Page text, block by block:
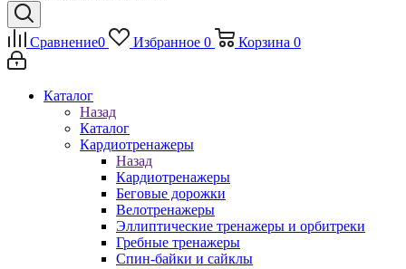
Сравнение0 Избранное 0 Корзина 0
Каталог
Назад
Каталог
Кардиотренажеры
Назад
Кардиотренажеры
Беговые дорожки
Велотренажеры
Эллиптические тренажеры и орбитреки
Гребные тренажеры
Спин-байки и сайклы